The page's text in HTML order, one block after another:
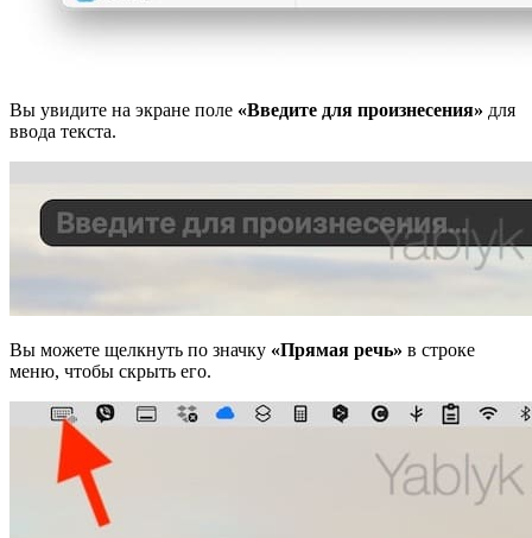
Вы увидите на экране поле «Введите для произнесения» для
ввода текста.
Вы можете щелкнуть по значку «Прямая речь» в строке
меню, чтобы скрыть его.